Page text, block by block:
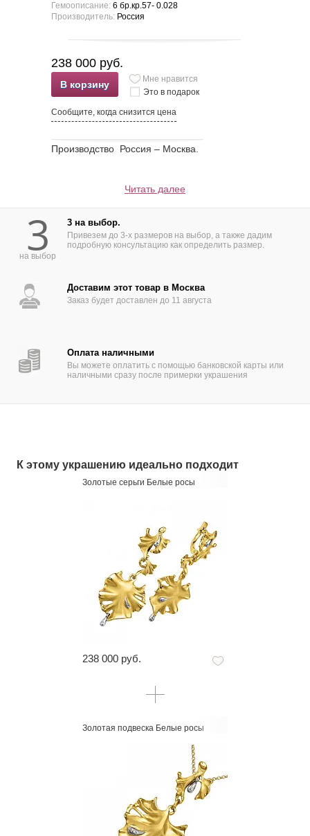
Гемоописание: 6 бр.кр.57- 0.028
Производитель: Россия
238 000 руб.
В корзину
Мне нравится
Это в подарок
Сообщите, когда снизится цена
Производство Россия – Москва.
Читать далее
3
на выбор
3 на выбор.
Привезем до 3-х размеров на выбор, а также дадим
подробную консультацию как определить размер.
Доставим этот товар в Москва
Заказ будет доставлен до 11 августа
Оплата наличными
Вы можете оплатить с помощью банковской карты или
наличными сразу после примерки украшения
К этому украшению идеально подходит
Золотые серьги Белые росы
238 000 руб.
Золотая подвеска Белые росы